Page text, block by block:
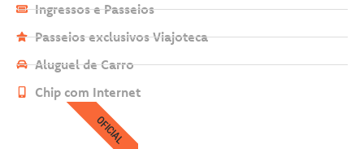
Ingressos e Passeios
Passeios exclusivos Viajoteca
Aluguel de Carro
Chip com Internet
OFICIAL